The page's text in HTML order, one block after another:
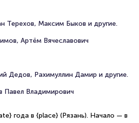
Терехов, Максим Быков и другие.
Артём Вячеславович
Дедов, Рахимуллин Дамир и другие.
Павел Владимирович
года в {place} (Рязань). Начало — в